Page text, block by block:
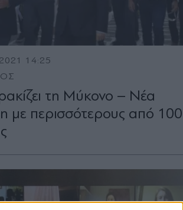
14:25
τη Μύκονο – Νέα
με περισσότερους από 100